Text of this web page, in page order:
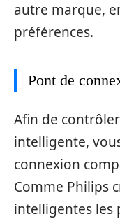
autre marque,
préférences.
Pont de
Afin de
intelligente,
connexion
Comme Philips
intelligentes les